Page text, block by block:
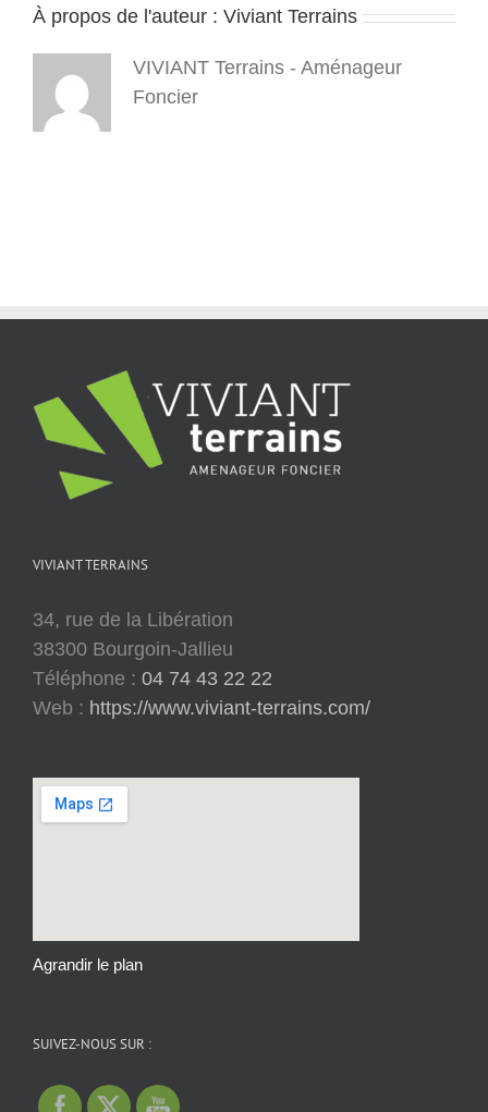
–
À propos de l'auteur : Viviant Terrains
VIVIANT Terrains - Aménageur
Foncier
VIVIANT TERRAINS
34, rue de la Libération
38300 Bourgoin-Jallieu
Téléphone : 04 74 43 22 22
Web : https://www.viviant-terrains.com/
Agrandir le plan
SUIVEZ-NOUS SUR :